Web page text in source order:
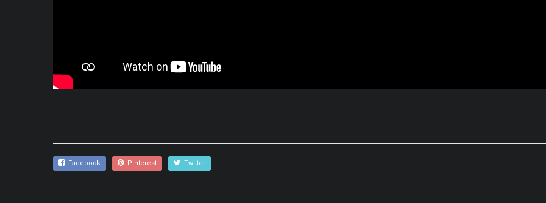
Facebook Pinterest Twitter